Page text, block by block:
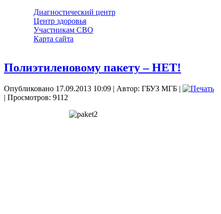
Диагностический центр
Центр здоровья
Участникам СВО
Карта сайта
Полиэтиленовому пакету – НЕТ!
Опубликовано 17.09.2013 10:09 | Автор: ГБУЗ МГБ |
| Просмотров: 9112